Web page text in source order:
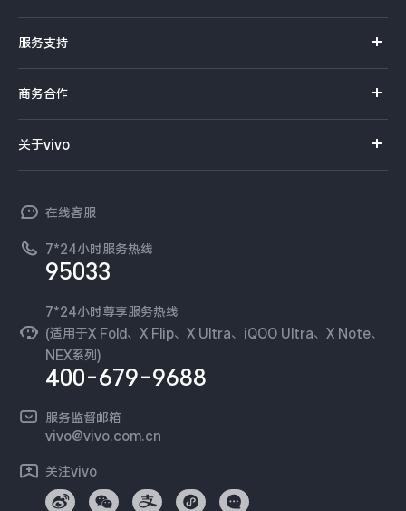
S系列
Y系列
iQOO手机
T系列
NEX系列
选购手机
选购配件
订单查询
服务支持
服务网点
查找手机
环保回收
安全公告
服务隐私政策
Log还原LUTs下载
vivo 办公套件
商务合作
开放平台
vivo 企业业务
廉正合规
国补营业执照
无线电发射设备销售备案
关于vivo
工作机会
新闻资讯
可持续发展
vivo 蔡司影像
开发者社区
在线客服
7*24小时服务热线
95033
7*24小时尊享服务热线
(适用于X Fold、X Flip、X Ultra、iQOO Ultra、X Note、
NEX系列)
400-679-9688
服务监督邮箱
vivo@vivo.com.cn
关注vivo